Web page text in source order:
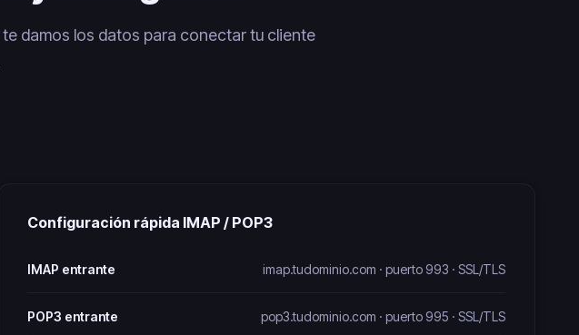
damos los datos para conectar tu cliente
Configuración rápida IMAP / POP3
IMAP entrante imap.tudominio.com · puerto 993 · SSL/TLS
POP3 entrante pop3.tudominio.com · puerto 995 · SSL/TLS